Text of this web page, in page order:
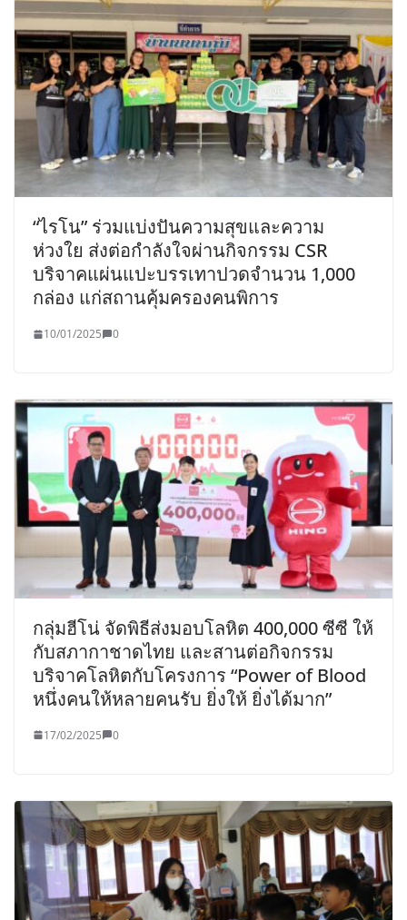
“ไรโน” ร่วมแบ่งปันความสุขและความ
ห่วงใย ส่งต่อกำลังใจผ่านกิจกรรม CSR
บริจาคแผ่นแปะบรรเทาปวดจำนวน 1,000
กล่อง แก่สถานคุ้มครองคนพิการ
10/01/2025 0
กลุ่มฮีโน่ จัดพิธีส่งมอบโลหิต 400,000 ซีซี ให้
กับสภากาชาดไทย และสานต่อกิจกรรม
บริจาคโลหิตกับโครงการ “Power of Blood
หนึ่งคนให้หลายคนรับ ยิ่งให้ ยิ่งได้มาก”
17/02/2025 0